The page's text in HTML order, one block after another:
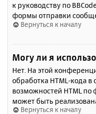
к руководству по
формы отправки
Вернуться к началу
Могу ли я
Нет. На этой
обработка HTML-кода
возможностей HTML
может быть
Вернуться к началу